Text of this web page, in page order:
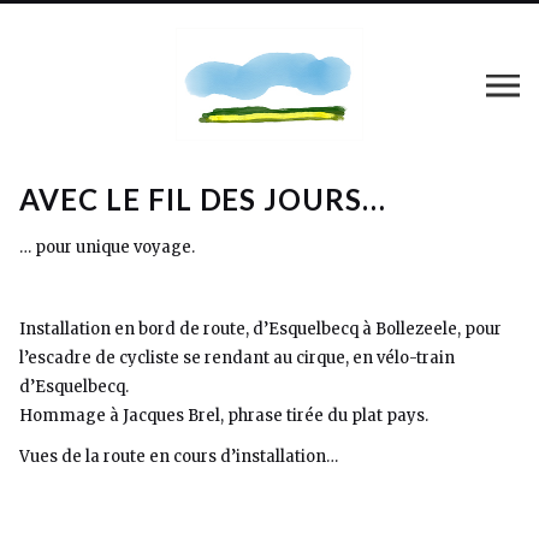
AVEC LE FIL DES JOURS…
… pour unique voyage.
Installation en bord de route, d’Esquelbecq à Bollezeele, pour
l’escadre de cycliste se rendant au cirque, en vélo-train
d’Esquelbecq.
Hommage à Jacques Brel, phrase tirée du plat pays.
Vues de la route en cours d’installation…